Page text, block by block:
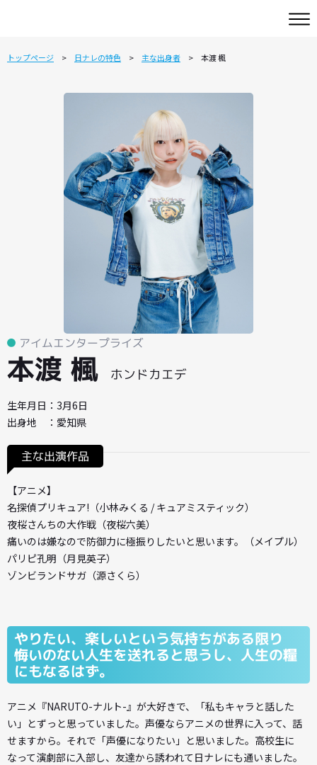
トップページ 日ナレの特色 主な出身者 本渡 楓
アイムエンタープライズ
本渡 楓 ホンドカエデ
生年月日：3月6日
出身地 ：愛知県
主な出演作品
【アニメ】
名探偵プリキュア!（小林みくる / キュアミスティック）
夜桜さんちの大作戦（夜桜六美）
痛いのは嫌なので防御力に極振りしたいと思います。（メイプル）
パリピ孔明（月見英子）
ゾンビランドサガ（源さくら）
やりたい、楽しいという気持ちがある限り
悔いのない人生を送れると思うし、人生の糧
にもなるはず。
アニメ『NARUTO-ナルト-』が大好きで、「私もキャラと話した
い」とずっと思っていました。声優ならアニメの世界に入って、話
せますから。それで「声優になりたい」と思いました。高校生に
なって演劇部に入部し、友達から誘われて日ナレにも通いました。